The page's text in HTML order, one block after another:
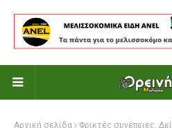
Αρχική σελίδα
Φρικτές συνέπειες.